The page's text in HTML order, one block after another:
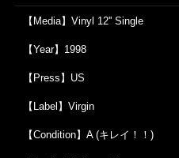
【Media】Vinyl 12'' Single
【Year】1998
【Press】US
【Label】Virgin
【Condition】A (キレイ！！)